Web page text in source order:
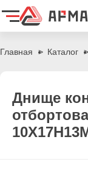
Главная
Каталог
Днище